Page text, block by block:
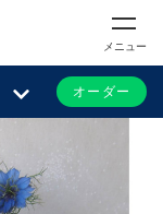
メニュー
オーダー